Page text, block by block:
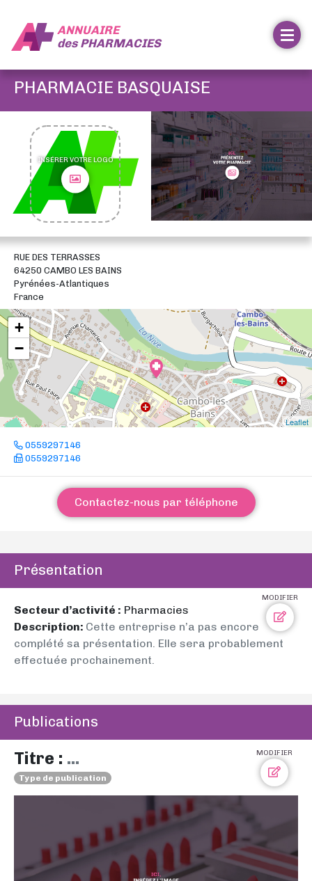
ANNUAIRE
desPHARMACIES
PHARMACIE BASQUAISE
INSÉRER VOTRE LOGO
RUE DES TERRASSES
64250 CAMBO LES BAINS
Pyrénées-Atlantiques
France
+
−
Leaflet
0559297146
0559297146
Contactez-nous par téléphone
Présentation
MODIFIER
Secteur d’activité : Pharmacies
Description: Cette entreprise n’a pas encore
complété sa présentation. Elle sera probablement
effectuée prochainement.
Publications
MODIFIER
Titre : ...
Type de publication